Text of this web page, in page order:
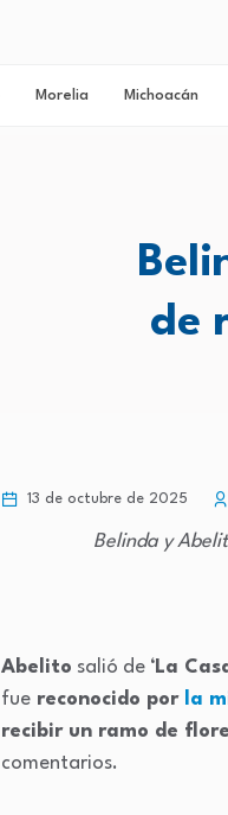
Morelia Michoacán
de
13 de octubre de 2025
Belinda y
Abelito salió de ‘La
fue reconocido porla
recibir un ramo de
comentarios.